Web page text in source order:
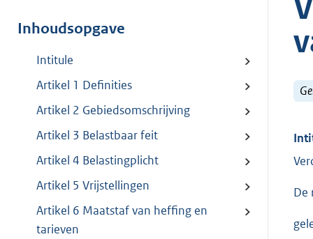
Inhoudsopgave
Intitule
Artikel 1 Definities
Artikel 2 Gebiedsomschrijving
Artikel 3 Belastbaar feit
Artikel 4 Belastingplicht
Artikel 5 Vrijstellingen
Artikel 6 Maatstaf van heffing en
tarieven
De